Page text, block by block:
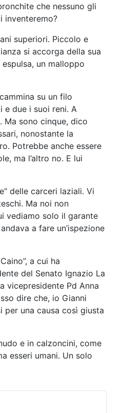
che nessuno gli
inventeremo?
superiori. Piccolo e
si accorga della sua
un malloppo
su un filo
e due i suoi reni. A
Ma sono cinque, dico
nonostante la
Potrebbe anche essere
ma l’altro no. E lui
delle carceri laziali. Vi
Ma noi non
vediamo solo il garante
a fare un’ispezione
a cui ha
del Senato Ignazio La
vicepresidente Pd Anna
dire che, io Gianni
per una causa così giusta
e in calzoncini, come
esseri umani. Un solo